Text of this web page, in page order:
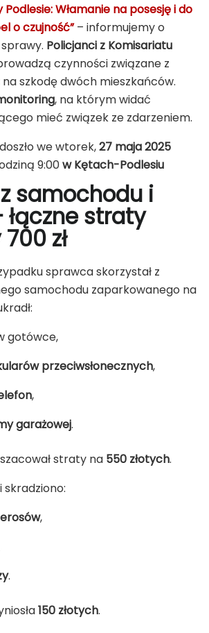
Podlesie: Włamanie na posesję i do
o czujność”– informujemy o
Policjanci z Komisariatu
czynności związane z
na szkodę dwóch mieszkańców.
, na którym widać
mieć związek ze zdarzeniem.
we wtorek,27 maja 2025
9:00w Kętach-Podlesiu
samochodu i
łączne straty
zł
sprawca skorzystał z
samochodu zaparkowanego na
gotówce,
przeciwsłonecznych,
,
garażowej.
straty na 550 złotych.
skradziono:
,
.
150 złotych.